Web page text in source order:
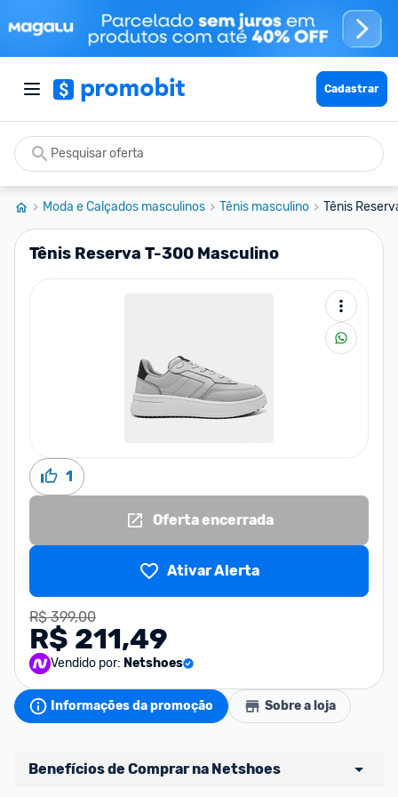
Cadastrar
Moda e Calçados masculinos Tênis masculino Tênis
Tênis Reserva T-300 Masculino
1
Oferta encerrada
Ativar Alerta
R$ 399,00
R$ 211,49
Vendido por: Netshoes
Informações da promoção Sobre a loja
Benefícios de Comprar na Netshoes